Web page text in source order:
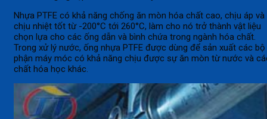
Nhựa PTFE có khả năng chống ăn mòn hóa chất cao, chịu áp và
chịu nhiệt tốt từ -200°C tới 260°C, làm cho nó trở thành vật liệu
chọn lựa cho các ống dẫn và bình chứa trong ngành hóa chất.
Trong xử lý nước, ống nhựa PTFE được dùng để sản xuất các bộ
phận máy móc có khả năng chịu được sự ăn mòn từ nước và
chất hóa học khác.